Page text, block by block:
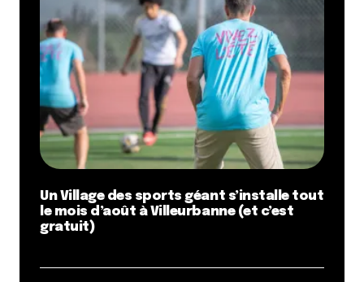
Un Village des sports géant s’installe tout
le mois d’août à Villeurbanne (et c’est
gratuit)